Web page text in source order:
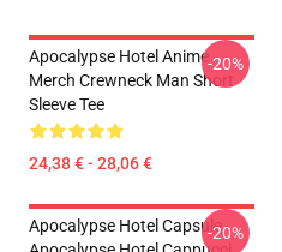
Apocalypse Hotel Anime
Merch Crewneck Man Short
Sleeve Tee
24,38 € - 28,06 €
-20%
Apocalypse Hotel Capsule-20%